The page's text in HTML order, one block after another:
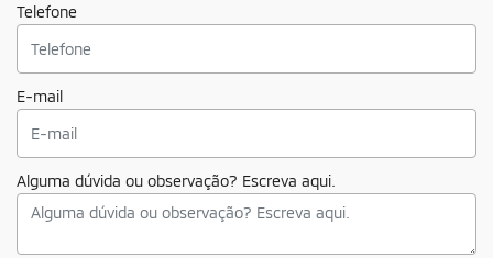
Telefone
E-mail
Alguma dúvida ou observação? Escreva aqui.